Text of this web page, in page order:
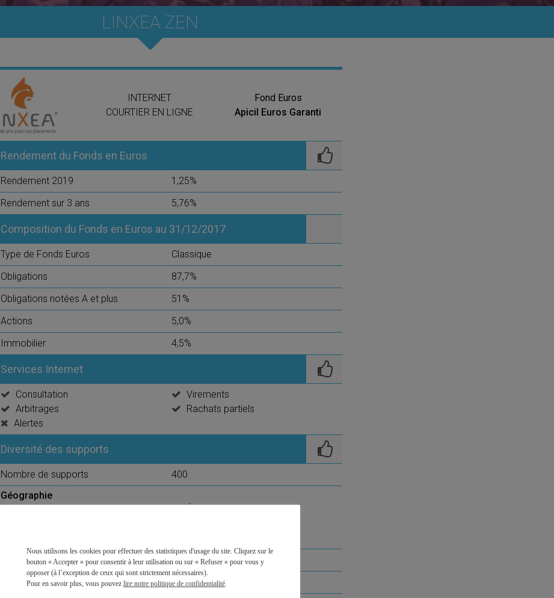
LINXEA ZEN
INTERNET
COURTIER EN LIGNE
Fond Euros
Apicil Euros Garanti
Rendement du Fonds en Euros
Rendement 2019
1,25%
Rendement sur 3 ans
5,76%
Composition du Fonds en Euros au 31/12/2017
Type de Fonds Euros
Classique
Obligations
87,7%
Obligations notées A et plus
51%
Actions
5,0%
Immobilier
4,5%
Services Internet
Consultation
Virements
Arbitrages
Rachats partiels
Alertes
Diversité des supports
Nombre de supports
400
Géographie
France
États-Unis
Présence de PME
oui
Immobilier physique (SCPI, OPCI, SCI)
oui
Nous utilisons les cookies pour effectuer des statistiques d'usage du site. Cliquez sur le
bouton « Accepter » pour consentir à leur utilisation ou sur « Refuser » pour vous y
opposer (à l’exception de ceux qui sont strictement nécessaires).
Pour en savoir plus, vous pouvez lire notre politique de confidentialité.